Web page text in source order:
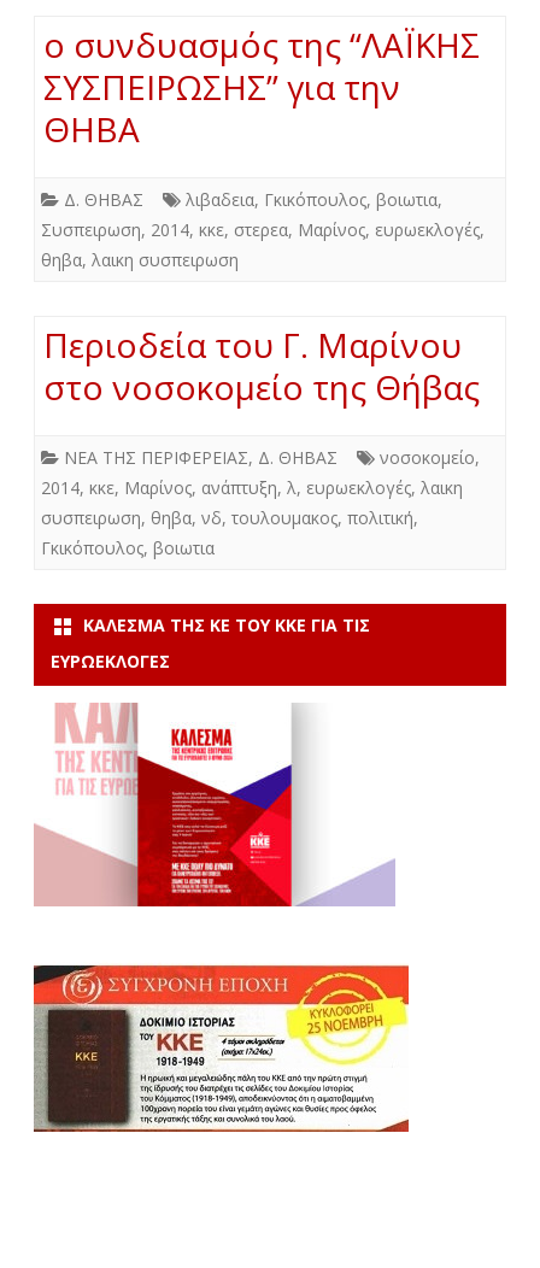
ο συνδυασμός της “ΛΑÏΚΗΣ
ΣΥΣΠΕΙΡΩΣΗΣ” για την
ΘΗΒΑ
Δ. ΘΗΒΑΣ λιβαδεια, Γκικόπουλος, βοιωτια,
Συσπειρωση, 2014, κκε, στερεα, Μαρίνος, ευρωεκλογές,
θηβα, λαικη συσπειρωση
Περιοδεία του Γ. Μαρίνου
στο νοσοκομείο της Θήβας
ΝΕΑ ΤΗΣ ΠΕΡΙΦΕΡΕΙΑΣ, Δ. ΘΗΒΑΣ νοσοκομείο,
2014, κκε, Μαρίνος, ανάπτυξη, λ, ευρωεκλογές, λαικη
συσπειρωση, θηβα, νδ, τουλουμακος, πολιτική,
Γκικόπουλος, βοιωτια
ΚΆΛΕΣΜΑ ΤΗΣ ΚΕ ΤΟΥ ΚΚΕ ΓΙΑ ΤΙΣ
ΕΥΡΩΕΚΛΟΓΈΣ